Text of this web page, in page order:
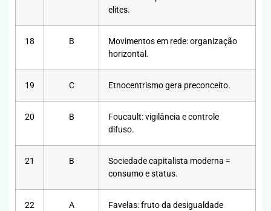
elites.
18 B
Movimentos em rede: organização
horizontal.
19 C Etnocentrismo gera preconceito.
20 B
Foucault: vigilância e controle
difuso.
21 B
Sociedade capitalista moderna =
consumo e status.
22 A
Favelas: fruto da desigualdade